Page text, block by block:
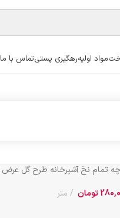
مواد اولیهرهگیری پستیتماس با ما
تومان متر